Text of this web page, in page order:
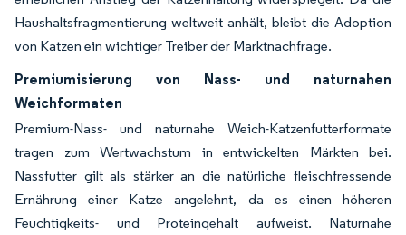
Haushaltsfragmentierung weltweit anhält, bleibt die Adoption
von Katzen ein wichtiger Treiber der Marktnachfrage.
Premiumisierung von Nass- und naturnahen
Weichformaten
Premium-Nass- und naturnahe Weich-Katzenfutterformate
tragen zum Wertwachstum in entwickelten Märkten bei.
Nassfutter gilt als stärker an die natürliche fleischfressende
Ernährung einer Katze angelehnt, da es einen höheren
Feuchtigkeits- und Proteingehalt aufweist. Naturnahe